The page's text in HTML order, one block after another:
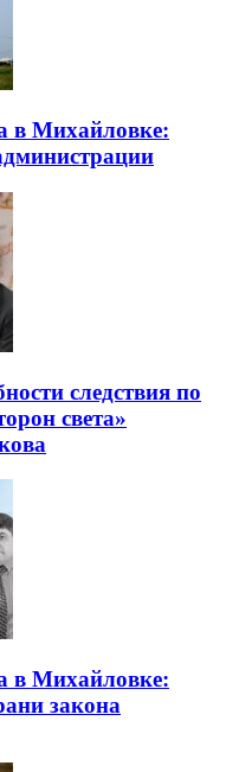
в Михайловке:
следствия по
света»
в Михайловке:
закона